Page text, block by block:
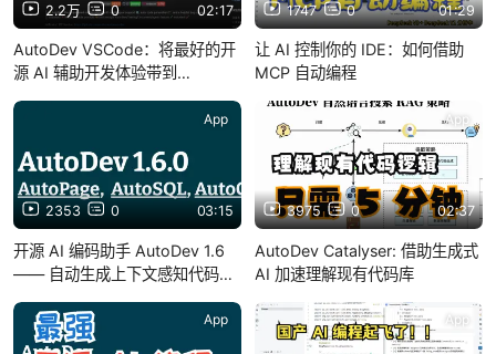
2.2万 0 02:17
AutoDev VSCode：将最好的开
源 AI 辅助开发体验带到
1747 0 01:29
让 AI 控制你的 IDE：如何借助
MCP 自动编程
2353 0 03:15
App
开源 AI 编码助手 AutoDev 1.6
—— 自动生成上下文感知代码：
AutoCRUD
3975 0 02:37
App
AutoDev Catalyser: 借助生成式
AI 加速理解现有代码库
App App